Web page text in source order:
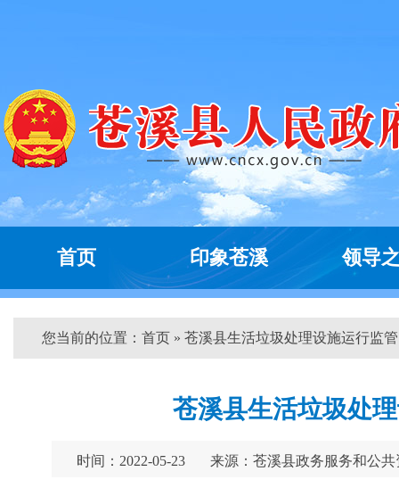
首页 印象苍溪 领导
您当前的位置： 首页 » 苍溪县生活垃圾处理设施运行监
苍溪县生活垃圾处
时间：2022-05-23 来源：苍溪县政务服务和公